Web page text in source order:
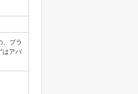
、プラ
はアパ